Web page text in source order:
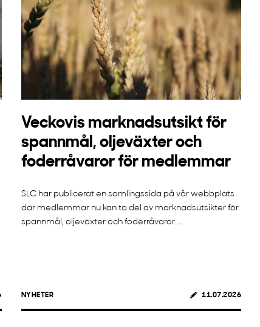
Veckovis marknadsutsikt för
spannmål, oljeväxter och
foderråvaror för medlemmar
SLC har publicerat en samlingssida på vår webbplats
där medlemmar nu kan ta del av marknadsutsikter för
spannmål, oljeväxter och foderråvaror....
NYHETER 11.07.2026